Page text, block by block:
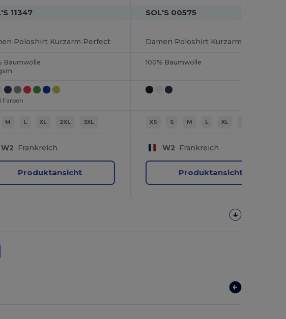
11347
Poloshirt Kurzarm Perfect
Baumwolle
Farben
M L XL 2XL 3XL
W2 Frankreich
Produktansicht
SOL'S 00575
Damen Poloshirt Kurzarm Portland
100% Baumwolle
XS S M L XL
W2 Frankreich
Produktansicht